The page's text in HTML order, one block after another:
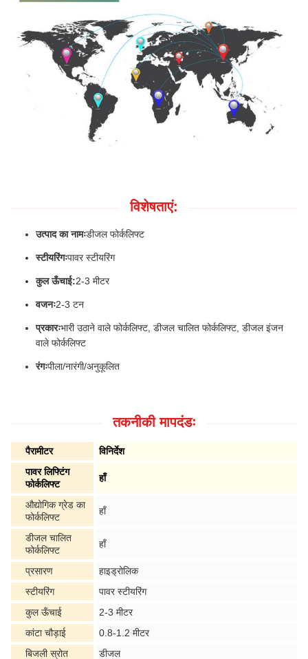
विशेषताएं:
उत्पाद का नामःडीजल फोर्कलिफ्ट
स्टीयरिंगःपावर स्टीयरिंग
कुल ऊँचाई:2-3 मीटर
वजनः2-3 टन
प्रकारःभारी उठाने वाले फोर्कलिफ्ट, डीजल चालित फोर्कलिफ्ट, डीजल इंजन
वाले फोर्कलिफ्ट
रंगःपीला/नारंगी/अनुकूलित
तकनीकी मापदंडः
पैरामीटर
विनिर्देश
पावर लिफ्टिंग
फोर्कलिफ्ट
हाँ
औद्योगिक ग्रेड का
फोर्कलिफ्ट
हाँ
डीजल चालित
फोर्कलिफ्ट
हाँ
प्रसारण
हाइड्रोलिक
स्टीयरिंग
पावर स्टीयरिंग
कुल ऊँचाई
2-3 मीटर
कांटा चौड़ाई
0.8-1.2 मीटर
बिजली स्रोत
डीजल